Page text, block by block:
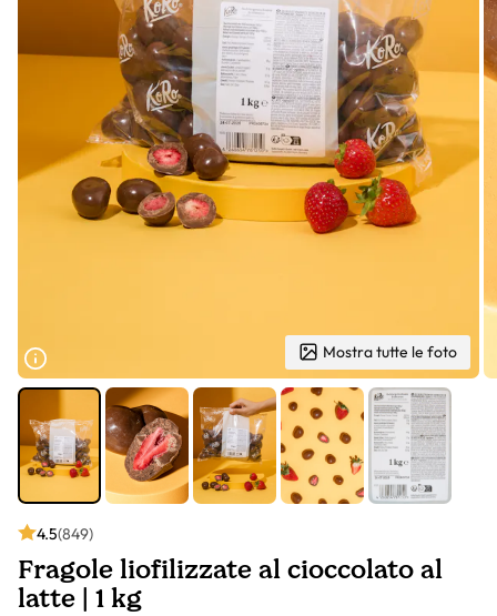
Mostra tutte le foto
4.5(849)
Fragole liofilizzate al cioccolato al
latte | 1 kg